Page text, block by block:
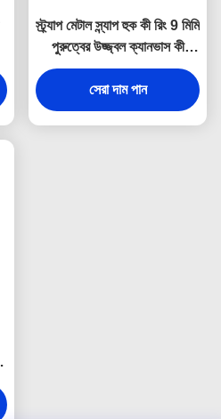
স্ট্র্যাপ মেটাল স্ন্যাপ হুক কী রিং 9 মিমি
পুরুত্বের উজ্জ্বল ক্যানভাস কী
হোল্ডার স্যুভেনির
সেরা দাম পান